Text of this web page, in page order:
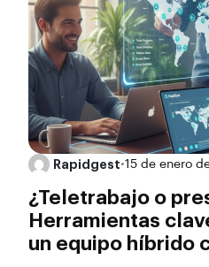
Rapidgest•15 de enero
¿Teletrabajo o
Herramientas
un equipo híbrido